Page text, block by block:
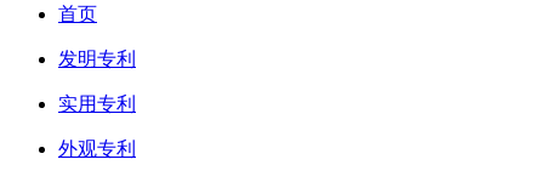
首页
发明专利
实用专利
外观专利